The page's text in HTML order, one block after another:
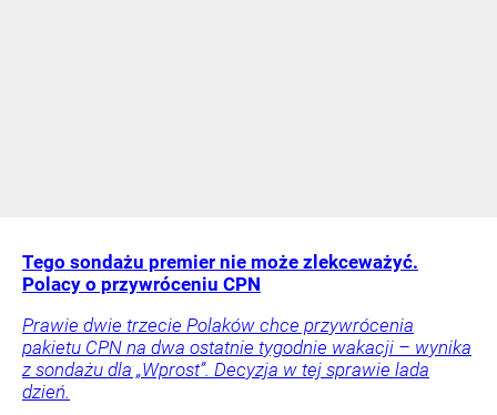
Tego sondażu premier nie może zlekceważyć.
Polacy o przywróceniu CPN
Prawie dwie trzecie Polaków chce przywrócenia
pakietu CPN na dwa ostatnie tygodnie wakacji – wynika
z sondażu dla „Wprost”. Decyzja w tej sprawie lada
dzień.